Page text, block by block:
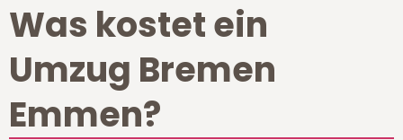
Was kostet ein
Umzug Bremen
Emmen?